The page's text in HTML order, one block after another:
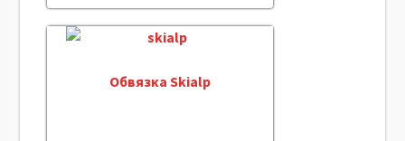
Обвязка Skialp